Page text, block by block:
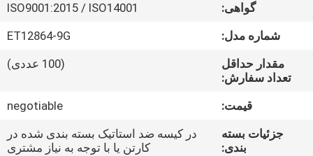
دربارهی
کارخانه
گواهی:
ISO9001:2015 / ISO14001
شماره مدل:
ET12864-9G
مقدار حداقل
تعداد سفارش:
(100 عددی)
قیمت:
negotiable
جزئیات بسته
بندی:
در کیسه ضد استاتیک بسته بندی شده در
کارتن یا با توجه به نیاز مشتری